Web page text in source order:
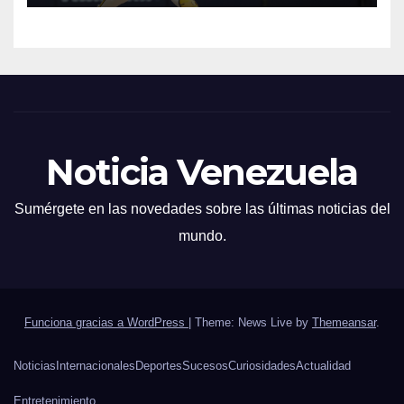
Noticia Venezuela
Sumérgete en las novedades sobre las últimas noticias del
mundo.
Funciona gracias a WordPress Theme: News Live by Themeansar.
Noticias Internacionales DeportesSucesosCuriosidadesActualidad
Entretenimiento